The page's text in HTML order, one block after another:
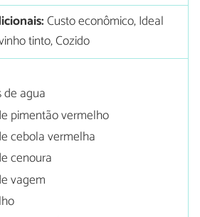
Custo econômico, Ideal
tinto, Cozido
agua
pimentão vermelho
cebola vermelha
cenoura
vagem